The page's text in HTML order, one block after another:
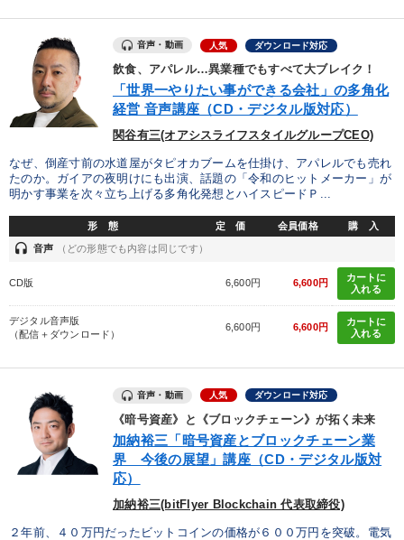
音声・動画 人気 ダウンロード対応
飲食、アパレル…異業種でもすべて大ブレイク！
「世界一やりたい事ができる会社」の多角化
経営 音声講座（CD・デジタル版対応）
関谷有三(オアシスライフスタイルグループCEO)
なぜ、倒産寸前の水道屋がタピオカブームを仕掛け、アパレルでも売れ
たのか。ガイアの夜明けにも出演、話題の「令和のヒットメーカー」が
明かす事業を次々立ち上げる多角化発想とハイスピードＰ...
形 態 定 価 会員価格 購 入
headset 音声 （どの形態でも内容は同じです）
CD版 6,600円 6,600円
カートに
入れる
デジタル音声版
（配信＋ダウンロード）
6,600円 6,600円
カートに
入れる
音声・動画 人気 ダウンロード対応
《暗号資産》と《ブロックチェーン》が拓く未来
加納裕三「暗号資産とブロックチェーン業
界 今後の展望」講座（CD・デジタル版対
応）
加納裕三(bitFlyer Blockchain 代表取締役)
２年前、４０万円だったビットコインの価格が６００万円を突破。電気